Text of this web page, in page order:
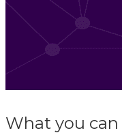
What you